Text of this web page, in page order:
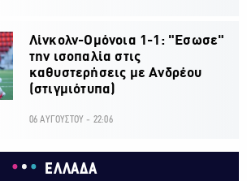
Λίνκολν-Ομόνοια 1-1: "Εσωσε"
την ισοπαλία στις
καθυστερήσεις με Ανδρέου
(στιγμιότυπα)
06 ΑΥΓΟΥΣΤΟΥ - 22:06
ΕΛΛΑΔΑ